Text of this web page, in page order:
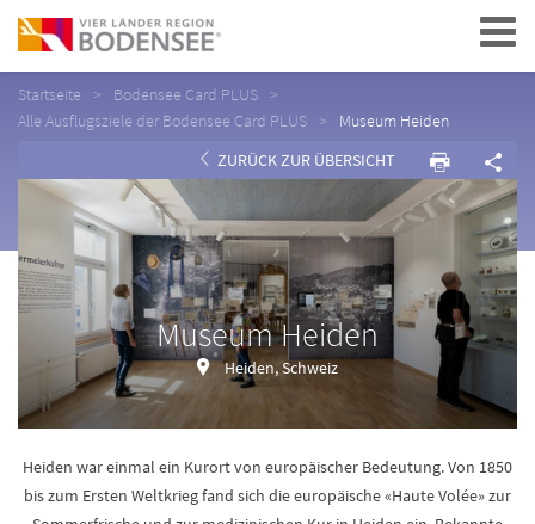
Navigation
Startseite
Bodensee Card PLUS
Alle Ausflugsziele der Bodensee Card PLUS
Museum Heiden
ZURÜCK ZUR ÜBERSICHT
Museum Heiden
Heiden, Schweiz
Heiden war einmal ein Kurort von europäischer Bedeutung. Von 1850
bis zum Ersten Weltkrieg fand sich die europäische «Haute Volée» zur